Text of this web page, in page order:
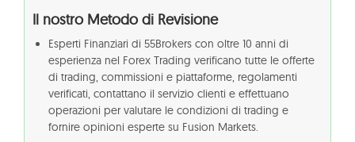
Il nostro Metodo di Revisione
Esperti Finanziari di 55Brokers con oltre 10 anni di
esperienza nel Forex Trading verificano tutte le offerte
di trading, commissioni e piattaforme, regolamenti
verificati, contattano il servizio clienti e effettuano
operazioni per valutare le condizioni di trading e
fornire opinioni esperte su Fusion Markets.